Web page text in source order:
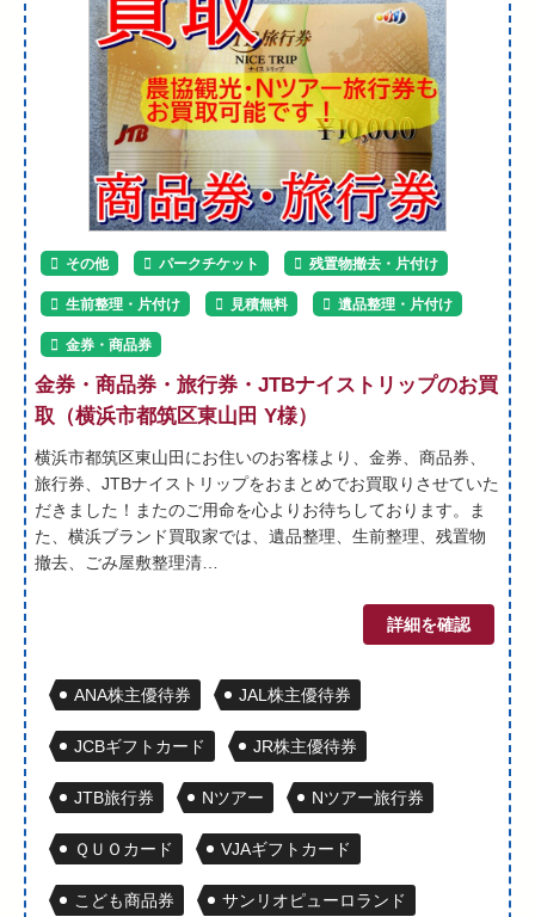
その他 パークチケット 残置物撤去・片付け
生前整理・片付け 見積無料 遺品整理・片付け
金券・商品券
金券・商品券・旅行券・JTBナイストリップのお買
取（横浜市都筑区東山田 Y様）
横浜市都筑区東山田にお住いのお客様より、金券、商品券、
旅行券、JTBナイストリップをおまとめでお買取りさせていた
だきました！またのご用命を心よりお待ちしております。ま
た、横浜ブランド買取家では、遺品整理、生前整理、残置物
撤去、ごみ屋敷整理清…
詳細を確認
ANA株主優待券 JAL株主優待券
JCBギフトカード JR株主優待券
JTB旅行券 Nツアー Nツアー旅行券
ＱＵＯカード VJAギフトカード
こども商品券 サンリオピューロランド